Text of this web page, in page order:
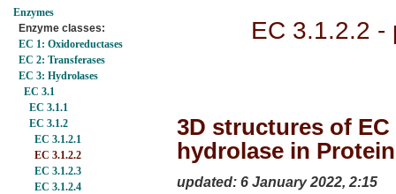
Enzymes
Enzyme classes:
EC 1: Oxidoreductases
EC 2: Transferases
EC 3: Hydrolases
EC 3.1
EC 3.1.1
EC 3.1.2
EC 3.1.2.1
EC 3.1.2.2
EC 3.1.2.3
EC 3.1.2.4
EC 3.1.2.2 -
3D structures of
hydrolase in
updated: 6 January 2022, 2:15